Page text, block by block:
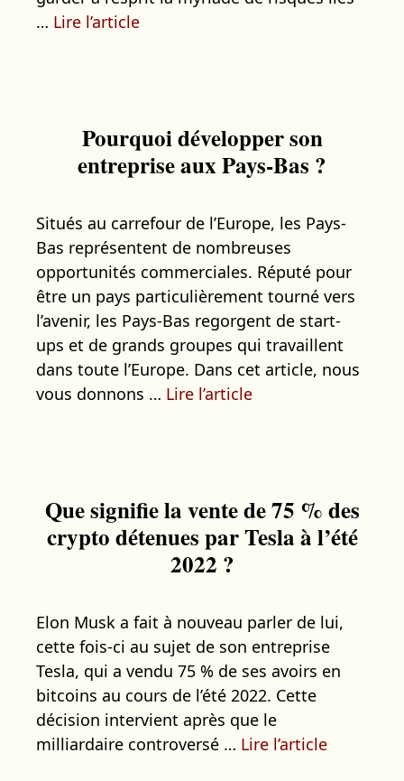
… Lire l’article
Pourquoi développer son
entreprise aux Pays-Bas ?
Situés au carrefour de l’Europe, les Pays-
Bas représentent de nombreuses
opportunités commerciales. Réputé pour
être un pays particulièrement tourné vers
l’avenir, les Pays-Bas regorgent de start-
ups et de grands groupes qui travaillent
dans toute l’Europe. Dans cet article, nous
vous donnons … Lire l’article
Que signifie la vente de 75 % des
crypto détenues par Tesla à l’été
2022 ?
Elon Musk a fait à nouveau parler de lui,
cette fois-ci au sujet de son entreprise
Tesla, qui a vendu 75 % de ses avoirs en
bitcoins au cours de l’été 2022. Cette
décision intervient après que le
milliardaire controversé … Lire l’article